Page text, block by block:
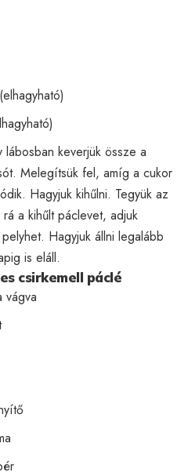
keverjük össze a
Melegítsük fel, amíg a cukor
Hagyjuk kihűlni. Tegyük az
a kihűlt páclevet, adjuk
Hagyjuk állni legalább
is eláll.
csirkemell páclé
vágva